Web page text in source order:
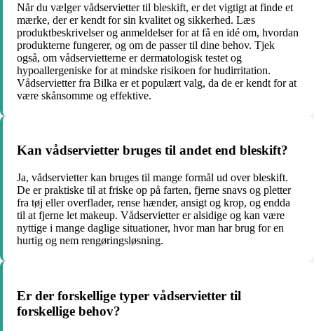
Når du vælger vådservietter til bleskift, er det vigtigt at finde et
mærke, der er kendt for sin kvalitet og sikkerhed. Læs
produktbeskrivelser og anmeldelser for at få en idé om, hvordan
produkterne fungerer, og om de passer til dine behov. Tjek
også, om vådservietterne er dermatologisk testet og
hypoallergeniske for at mindske risikoen for hudirritation.
Vådservietter fra Bilka er et populært valg, da de er kendt for at
være skånsomme og effektive.
Kan vådservietter bruges til andet end bleskift?
Ja, vådservietter kan bruges til mange formål ud over bleskift.
De er praktiske til at friske op på farten, fjerne snavs og pletter
fra tøj eller overflader, rense hænder, ansigt og krop, og endda
til at fjerne let makeup. Vådservietter er alsidige og kan være
nyttige i mange daglige situationer, hvor man har brug for en
hurtig og nem rengøringsløsning.
Er der forskellige typer vådservietter til
forskellige behov?